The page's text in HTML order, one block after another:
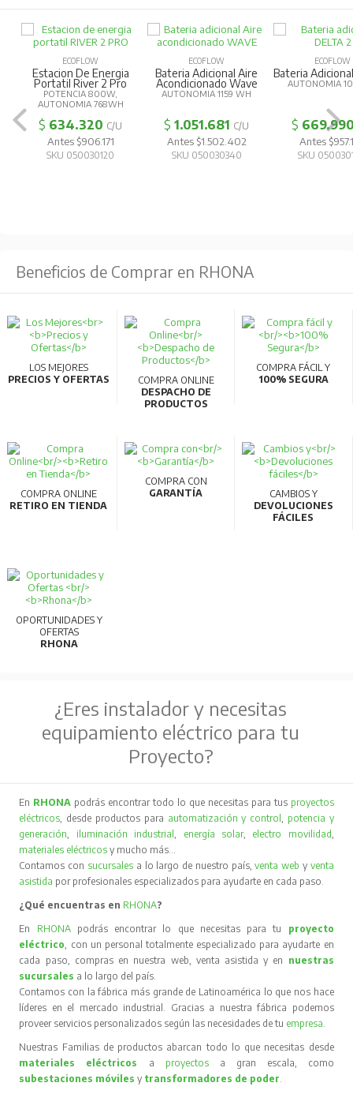
ECOFLOW
Estacion De Energia
Portatil River 2 Pro
POTENCIA 800W,
AUTONOMIA 768WH
$ 634.320 C/U
Antes $906.171
SKU 050030120
ECOFLOW
Bateria Adicional Aire
Acondicionado Wave
AUTONOMIA 1159 WH
$1.051.681 C/U
Antes $1.502.402
SKU 050030340
ECOFLOW
Bateria
AUTONOMIA
$
Antes
SKU
Beneficios de Comprar en RHONA
LOS MEJORES
PRECIOS Y OFERTAS
COMPRA ONLINE
DESPACHO DE
PRODUCTOS
COMPRA FÁCIL Y
100% SEGURA
COMPRA ONLINE
RETIRO EN TIENDA
COMPRA CON
GARANTÍA
CAMBIOS Y
DEVOLUCIONES
FÁCILES
OPORTUNIDADES Y
OFERTAS
RHONA
¿Eres instalador y necesitas
equipamiento eléctrico para tu
Proyecto?
En RHONA podrás encontrar todo lo que necesitas para tus proyectos
eléctricos, desde productos para automatización y control, potencia y
generación, iluminación industrial, energía solar, electro movilidad,
materiales eléctricos y mucho más…
Contamos con sucursales a lo largo de nuestro país,venta web y venta
asistida por profesionales especializados para ayudarte en cada paso.
¿Qué encuentras en RHONA?
En RHONA podrás encontrar lo que necesitas para tu proyecto
eléctrico, con un personal totalmente especializado para ayudarte en
cada paso, compras en nuestra web, venta asistida y en nuestras
sucursales a lo largo del país.
Contamos con la fábrica más grande de Latinoamérica lo que nos hace
líderes en el mercado industrial. Gracias a nuestra fábrica podemos
proveer servicios personalizados según las necesidades de tu empresa.
Nuestras Familias de productos abarcan todo lo que necesitas desde
materiales eléctricos
a proyectos
a gran escala, como
subestaciones móvilesy transformadores de poder.